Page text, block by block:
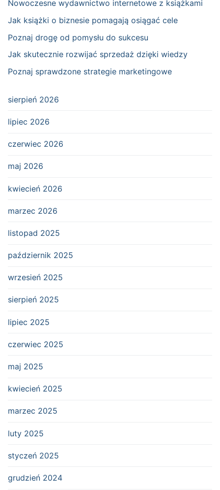
Nowoczesne wydawnictwo internetowe z książkami
Jak książki o biznesie pomagają osiągać cele
Poznaj drogę od pomysłu do sukcesu
Jak skutecznie rozwijać sprzedaż dzięki wiedzy
Poznaj sprawdzone strategie marketingowe
sierpień 2026
lipiec 2026
czerwiec 2026
maj 2026
kwiecień 2026
marzec 2026
listopad 2025
październik 2025
wrzesień 2025
sierpień 2025
lipiec 2025
czerwiec 2025
maj 2025
kwiecień 2025
marzec 2025
luty 2025
styczeń 2025
grudzień 2024